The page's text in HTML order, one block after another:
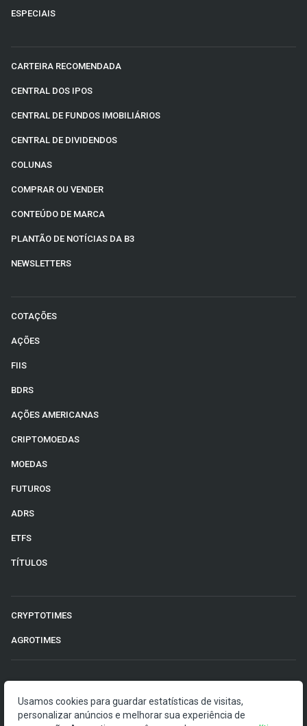
ESPECIAIS
CARTEIRA RECOMENDADA
CENTRAL DOS IPOS
CENTRAL DE FUNDOS IMOBILIÁRIOS
CENTRAL DE DIVIDENDOS
COLUNAS
COMPRAR OU VENDER
CONTEÚDO DE MARCA
PLANTÃO DE NOTÍCIAS DA B3
NEWSLETTERS
COTAÇÕES
AÇÕES
FIIS
BDRS
AÇÕES AMERICANAS
CRIPTOMOEDAS
MOEDAS
FUTUROS
ADRS
ETFS
TÍTULOS
CRYPTOTIMES
AGROTIMES
O Money Times publica matérias de cunho jornalístico, que
Usamos cookies para guardar estatísticas de visitas,
personalizar anúncios e melhorar sua experiência de